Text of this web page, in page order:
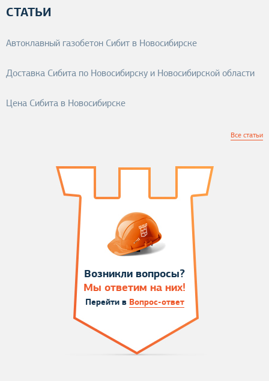
СТАТЬИ
Автоклавный газобетон Сибит в Новосибирске
Доставка Сибита по Новосибирску и Новосибирской области
Цена Сибита в Новосибирске
Все статьи
Возникли вопросы?
Мы ответим на них!
Перейти в Вопрос-ответ